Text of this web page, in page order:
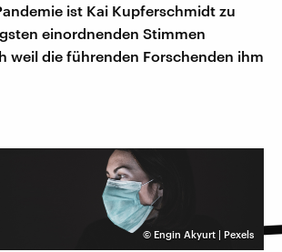
ist Kai Kupferschmidt zu
einordnenden Stimmen
weil die führenden Forschenden ihm
© Engin Akyurt | Pexels